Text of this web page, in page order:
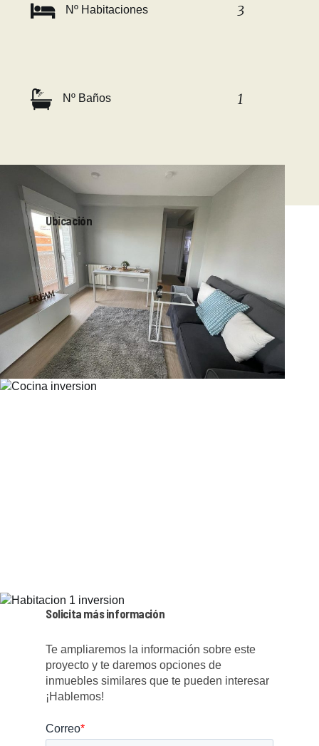
Nº Habitaciones 3
Nº Baños 1
Ubicación
Solicita más información
Te ampliaremos la información sobre este
proyecto y te daremos opciones de
inmuebles similares que te pueden interesar
¡Hablemos!